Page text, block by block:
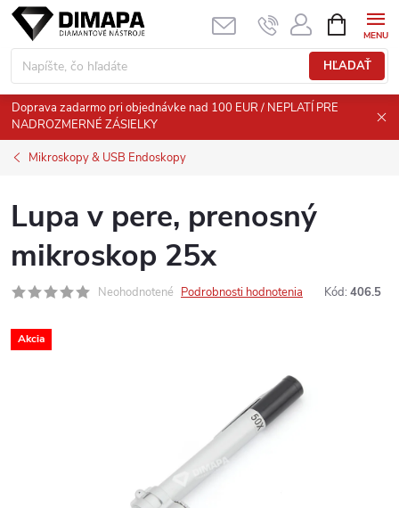
Prejsť
obsah
HĽADAŤ
KOŠÍK
Doprava zadarmo pri objednávke nad 100 EUR / NEPLATÍ PRE
NADROZMERNÉ ZÁSIELKY
Mikroskopy & USB Endoskopy
Lupa v pere, prenosný
mikroskop 25x
Neohodnotené Podrobnosti hodnotenia Kód: 406.5
Akcia